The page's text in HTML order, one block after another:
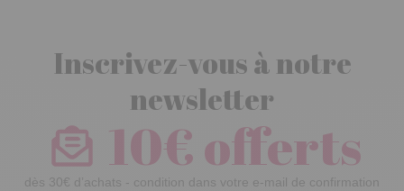
Inscrivez-vous à notre
newsletter
10€ offerts
dès 30€ d’achats - condition dans votre e-mail de confirmation